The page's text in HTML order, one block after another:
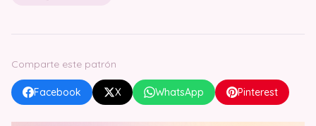
Comparte este patrón
Facebook X WhatsApp Pinterest